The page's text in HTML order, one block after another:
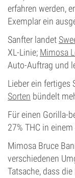
erfahren werden,
Exemplar ein
Sanfter landet
XL-Linie; Mimosa
Auto-Auftrag und
Lieber ein fertiges
Sorten bündelt
Für einen Gorilla-
27% THC in
Mimosa Bruce
verschiedenen
Tatsache, dass